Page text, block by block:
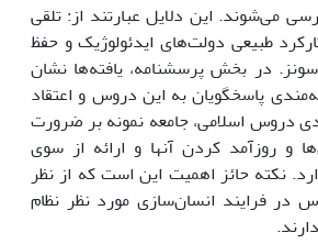
می‌شوند. این دلایل عبارتند از: تلقی
طبیعی دولت‌های ایدئولوژیک و حفظ
در بخش پرسشنامه، یافته‌ها نشان
پاسخگویان به این دروس و اعتقاد
دروس اسلامی، جامعه نمونه بر ضرورت
و روزآمد کردن آنها و ارائه از سوی
نکته حائز اهمیت این است که از نظر
در فرایند انسان‌سازی مورد نظر نظام